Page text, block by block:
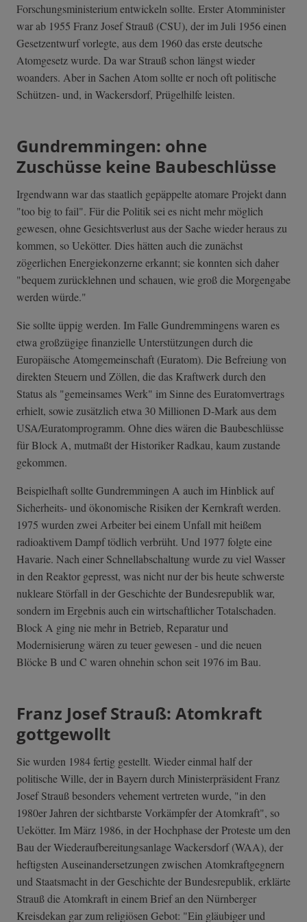
Forschungsministerium entwickeln sollte. Erster Atomminister
war ab 1955 Franz Josef Strauß (CSU), der im Juli 1956 einen
Gesetzentwurf vorlegte, aus dem 1960 das erste deutsche
Atomgesetz wurde. Da war Strauß schon längst wieder
woanders. Aber in Sachen Atom sollte er noch oft politische
Schützen- und, in Wackersdorf, Prügelhilfe leisten.
Gundremmingen: ohne
Zuschüsse keine Baubeschlüsse
Irgendwann war das staatlich gepäppelte atomare Projekt dann
"too big to fail". Für die Politik sei es nicht mehr möglich
gewesen, ohne Gesichtsverlust aus der Sache wieder heraus zu
kommen, so Uekötter. Dies hätten auch die zunächst
zögerlichen Energiekonzerne erkannt; sie konnten sich daher
"bequem zurücklehnen und schauen, wie groß die Morgengabe
werden würde."
Sie sollte üppig werden. Im Falle Gundremmingens waren es
etwa großzügige finanzielle Unterstützungen durch die
Europäische Atomgemeinschaft (Euratom). Die Befreiung von
direkten Steuern und Zöllen, die das Kraftwerk durch den
Status als "gemeinsames Werk" im Sinne des Euratomvertrags
erhielt, sowie zusätzlich etwa 30 Millionen D-Mark aus dem
USA/Euratomprogramm. Ohne dies wären die Baubeschlüsse
für Block A, mutmaßt der Historiker Radkau, kaum zustande
gekommen.
Beispielhaft sollte Gundremmingen A auch im Hinblick auf
Sicherheits- und ökonomische Risiken der Kernkraft werden.
1975 wurden zwei Arbeiter bei einem Unfall mit heißem
radioaktivem Dampf tödlich verbrüht. Und 1977 folgte eine
Havarie. Nach einer Schnellabschaltung wurde zu viel Wasser
in den Reaktor gepresst, was nicht nur der bis heute schwerste
nukleare Störfall in der Geschichte der Bundesrepublik war,
sondern im Ergebnis auch ein wirtschaftlicher Totalschaden.
Block A ging nie mehr in Betrieb, Reparatur und
Modernisierung wären zu teuer gewesen - und die neuen
Blöcke B und C waren ohnehin schon seit 1976 im Bau.
Franz Josef Strauß: Atomkraft
gottgewollt
Sie wurden 1984 fertig gestellt. Wieder einmal half der
politische Wille, der in Bayern durch Ministerpräsident Franz
Josef Strauß besonders vehement vertreten wurde, "in den
1980er Jahren der sichtbarste Vorkämpfer der Atomkraft", so
Uekötter. Im März 1986, in der Hochphase der Proteste um den
Bau der Wiederaufbereitungsanlage Wackersdorf (WAA), der
heftigsten Auseinandersetzungen zwischen Atomkraftgegnern
und Staatsmacht in der Geschichte der Bundesrepublik, erklärte
Strauß die Atomkraft in einem Brief an den Nürnberger
Kreisdekan gar zum religiösen Gebot: "Ein gläubiger und